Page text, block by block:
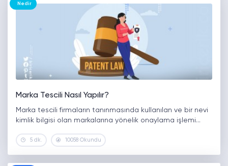
Nedir
Marka Tescili Nasıl Yapılır?
Marka tescili firmaların tanınmasında kullanılan ve bir nevi
kimlik bilgisi olan markalarına yönelik onaylama işlemi…
5 dk. 10058 Okundu